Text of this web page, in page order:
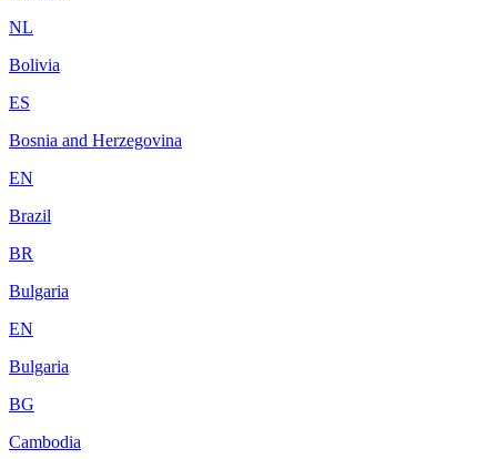
NL
Bolivia
ES
Bosnia and Herzegovina
EN
Brazil
BR
Bulgaria
EN
Bulgaria
BG
Cambodia